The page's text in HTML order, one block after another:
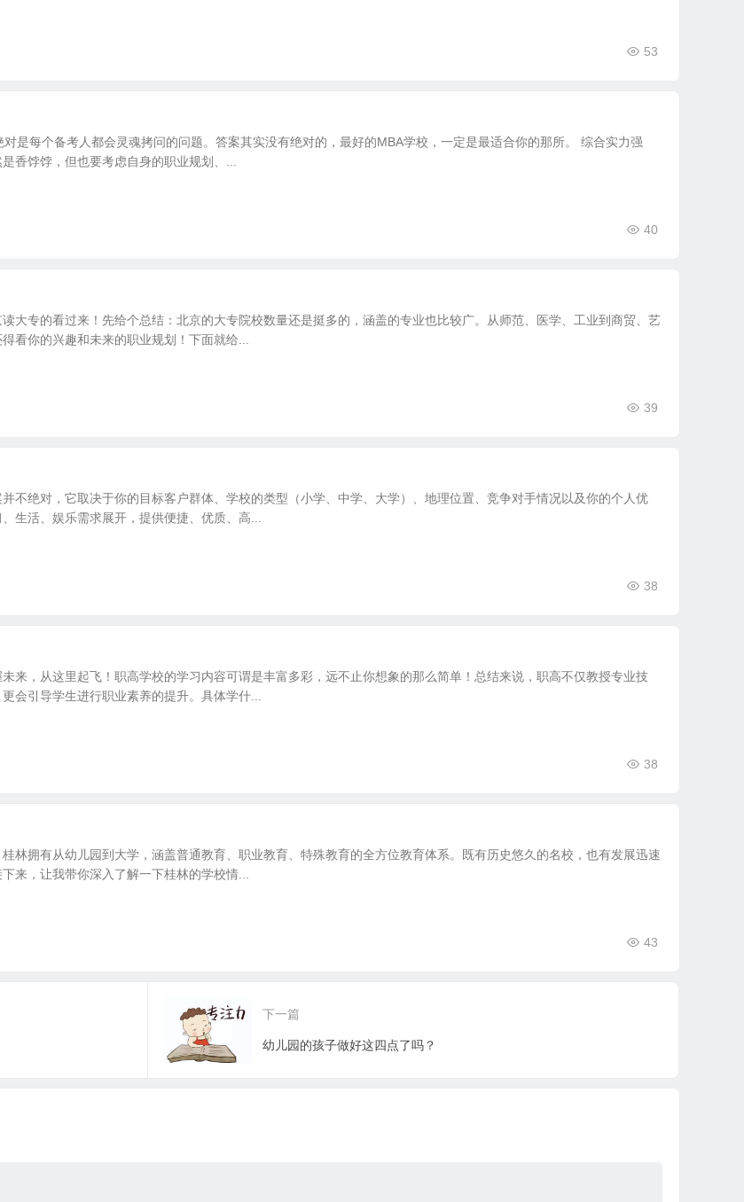
53
是每个备考人都会灵魂拷问的问题。答案其实没有绝对的，最好的MBA学校，一定是最适合你的那所。 综合实力强
香饽饽，但也要考虑自身的职业规划、...
40
大专的看过来！先给个总结：北京的大专院校数量还是挺多的，涵盖的专业也比较广。从师范、医学、工业到商贸、艺
看你的兴趣和未来的职业规划！下面就给...
39
不绝对，它取决于你的目标客户群体、学校的类型（小学、中学、大学）、地理位置、竞争对手情况以及你的个人优
生活、娱乐需求展开，提供便捷、优质、高...
38
来，从这里起飞！职高学校的学习内容可谓是丰富多彩，远不止你想象的那么简单！总结来说，职高不仅教授专业技
会引导学生进行职业素养的提升。具体学什...
38
林拥有从幼儿园到大学，涵盖普通教育、职业教育、特殊教育的全方位教育体系。既有历史悠久的名校，也有发展迅速
来，让我带你深入了解一下桂林的学校情...
43
下一篇
幼儿园的孩子做好这四点了吗？